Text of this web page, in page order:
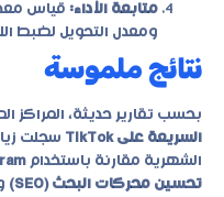
متابعة الأداء: قياس
ومعدل التحويل لضبط
نتائج ملموسة
بحسب تقارير حديثة، المراكز
السريعة على TikTok
الشهرية مقارنة باستخدام
تحسين محركات البحث (SEO)